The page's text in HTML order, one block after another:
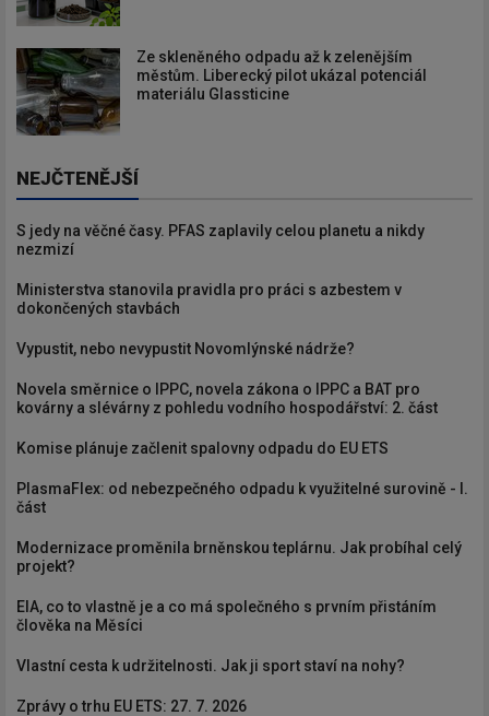
Ze skleněného odpadu až k zelenějším
městům. Liberecký pilot ukázal potenciál
materiálu Glassticine
NEJČTENĚJŠÍ
S jedy na věčné časy. PFAS zaplavily celou planetu a nikdy
nezmizí
Ministerstva stanovila pravidla pro práci s azbestem v
dokončených stavbách
Vypustit, nebo nevypustit Novomlýnské nádrže?
Novela směrnice o IPPC, novela zákona o IPPC a BAT pro
kovárny a slévárny z pohledu vodního hospodářství: 2. část
Komise plánuje začlenit spalovny odpadu do EU ETS
PlasmaFlex: od nebezpečného odpadu k využitelné surovině - I.
část
Modernizace proměnila brněnskou teplárnu. Jak probíhal celý
projekt?
EIA, co to vlastně je a co má společného s prvním přistáním
člověka na Měsíci
Vlastní cesta k udržitelnosti. Jak ji sport staví na nohy?
Zprávy o trhu EU ETS: 27. 7. 2026